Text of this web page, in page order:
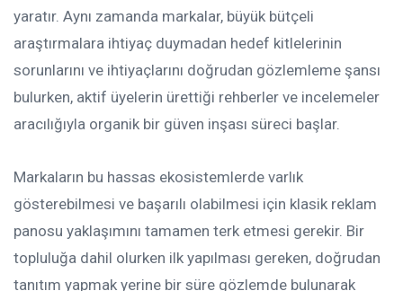
yaratır. Aynı zamanda markalar, büyük bütçeli
araştırmalara ihtiyaç duymadan hedef kitlelerinin
sorunlarını ve ihtiyaçlarını doğrudan gözlemleme şansı
bulurken, aktif üyelerin ürettiği rehberler ve incelemeler
aracılığıyla organik bir güven inşası süreci başlar.
Markaların bu hassas ekosistemlerde varlık
gösterebilmesi ve başarılı olabilmesi için klasik reklam
panosu yaklaşımını tamamen terk etmesi gerekir. Bir
topluluğa dahil olurken ilk yapılması gereken, doğrudan
tanıtım yapmak yerine bir süre gözlemde bulunarak